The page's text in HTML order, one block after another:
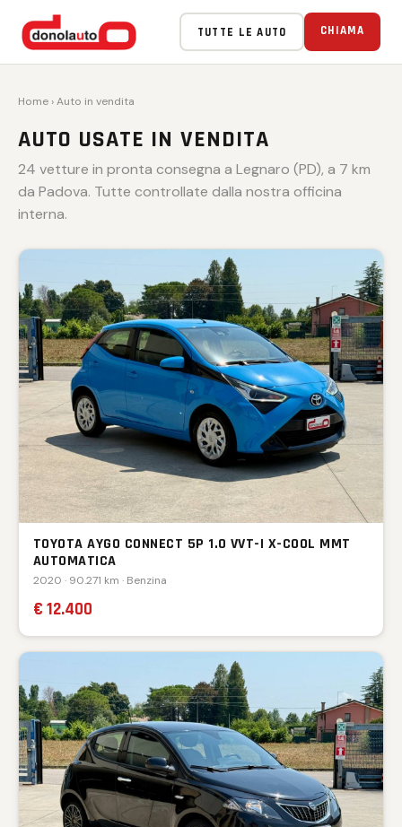
TUTTE LE AUTO CHIAMA
Home › Auto in vendita
AUTO USATE IN VENDITA
24 vetture in pronta consegna a Legnaro (PD), a 7 km
da Padova. Tutte controllate dalla nostra officina
interna.
TOYOTA AYGO CONNECT 5P 1.0 VVT-I X-COOL MMT
AUTOMATICA
2020 · 90.271 km · Benzina
€ 12.400
VENDUTA 🏁
VENDUTA 🏁
VENDUTA 🏁
VENDUTA 🏁
VENDUTA 🏁